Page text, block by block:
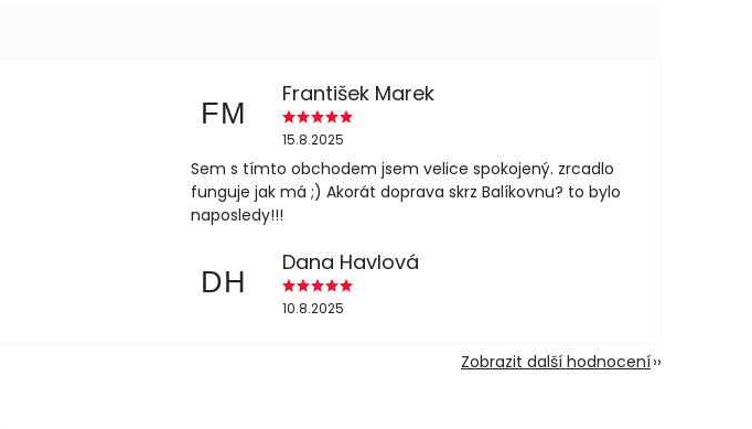
FM
František Marek
15.8.2025
Sem s tímto obchodem jsem velice spokojený. zrcadlo
funguje jak má ;) Akorát doprava skrz Balíkovnu? to bylo
naposledy!!!
DH
Dana Havlová
10.8.2025
Zobrazit další hodnocení